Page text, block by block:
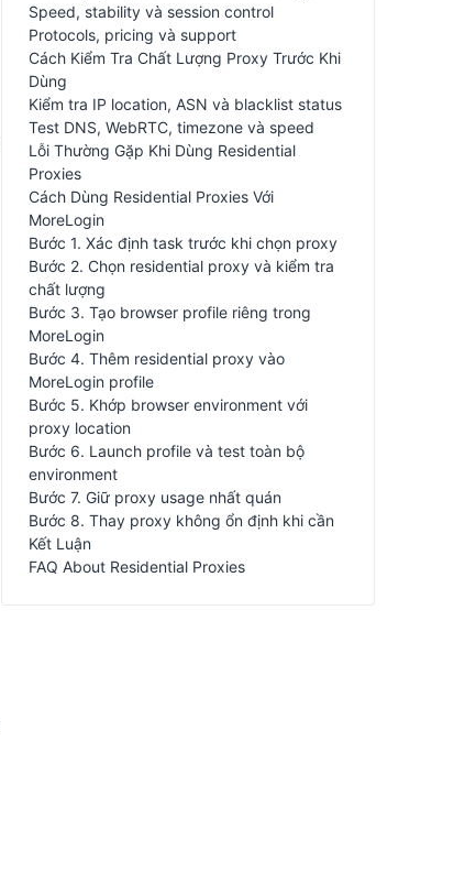
Speed, stability và session control
Protocols, pricing và support
Cách Kiểm Tra Chất Lượng Proxy Trước Khi
Dùng
Kiểm tra IP location, ASN và blacklist status
Test DNS, WebRTC, timezone và speed
Lỗi Thường Gặp Khi Dùng Residential
Proxies
Cách Dùng Residential Proxies Với
MoreLogin
Bước 1. Xác định task trước khi chọn proxy
Bước 2. Chọn residential proxy và kiểm tra
chất lượng
Bước 3. Tạo browser profile riêng trong
MoreLogin
Bước 4. Thêm residential proxy vào
MoreLogin profile
Bước 5. Khớp browser environment với
proxy location
Bước 6. Launch profile và test toàn bộ
environment
Bước 7. Giữ proxy usage nhất quán
Bước 8. Thay proxy không ổn định khi cần
Kết Luận
FAQ About Residential Proxies